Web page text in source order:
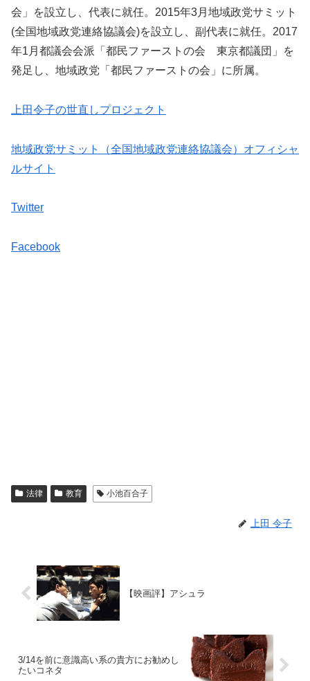
会」を設立し、代表に就任。2015年3月地域政党サミット
(全国地域政党連絡協議会)を設立し、副代表に就任。2017
年1月都議会会派「都民ファーストの会 東京都議団」を
発足し、地域政党「都民ファーストの会」に所属。
上田令子の世直しプロジェクト
地域政党サミット（全国地域政党連絡協議会）オフィシャ
ルサイト
Twitter
Facebook
法律 教育 小池百合子
上田 令子
【映画評】アシュラ
3/14を前に意識高い系の貴方にお勧めし
たいコネタ